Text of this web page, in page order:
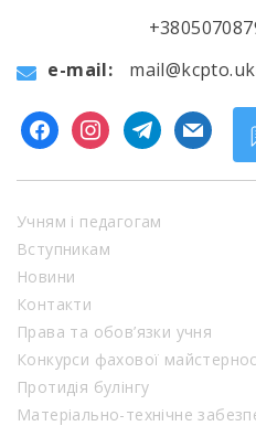
e-mail:
facebookinstagramtelegram
mail
Учням і педагогам
Вступникам
Новини
Контакти
Права та обов’язки учня
Конкурси фахової
Протидія булінгу
Матеріально-технічне